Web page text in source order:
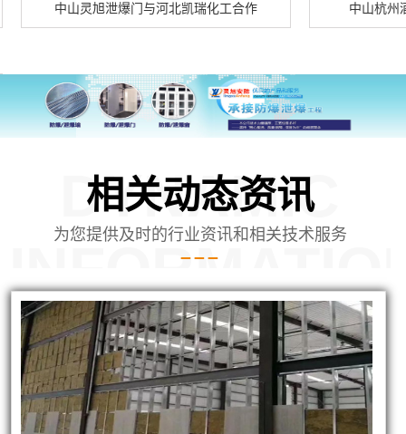
中山灵旭泄爆门与河北凯瑞化工合作 中山杭州酒精车
相关动态资讯
DYNAMIC
为您提供及时的行业资讯和相关技术服务